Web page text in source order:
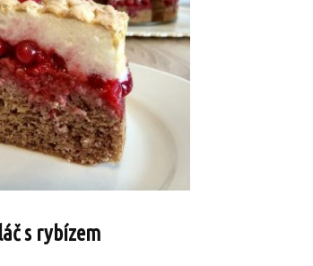
s rybízem